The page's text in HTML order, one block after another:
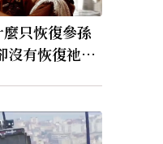
麼只恢復參孫
沒有恢復祂的